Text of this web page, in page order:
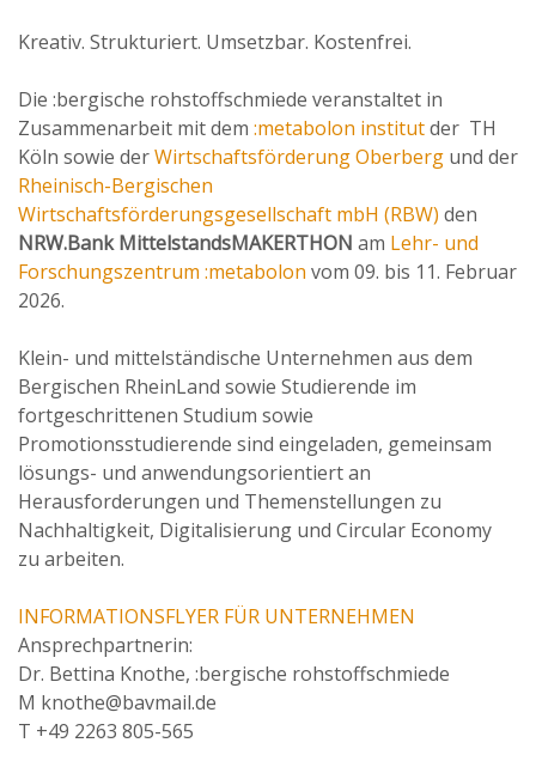
Kreativ. Strukturiert. Umsetzbar. Kostenfrei.
Die :bergische rohstoffschmiede veranstaltet in
Zusammenarbeit mit dem :metabolon institutder TH
Köln sowie derWirtschaftsförderung Oberberg und der
Rheinisch-Bergischen
Wirtschaftsförderungsgesellschaft mbH (RBW) den
NRW.Bank MittelstandsMAKERTHON am Lehr- und
Forschungszentrum :metabolon vom 09. bis 11. Februar
2026.
Klein- und mittelständische Unternehmen aus dem
Bergischen RheinLand sowie Studierende im
fortgeschrittenen Studium sowie
Promotionsstudierende sind eingeladen, gemeinsam
lösungs- und anwendungsorientiert an
Herausforderungen und Themenstellungen zu
Nachhaltigkeit, Digitalisierung und Circular Economy
zu arbeiten.
INFORMATIONSFLYER FÜR UNTERNEHMEN
Ansprechpartnerin:
Dr. Bettina Knothe, :bergische rohstoffschmiede
M knothe@bavmail.de
T +49 2263 805-565